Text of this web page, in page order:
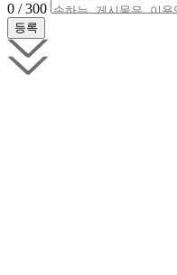
0 / 300